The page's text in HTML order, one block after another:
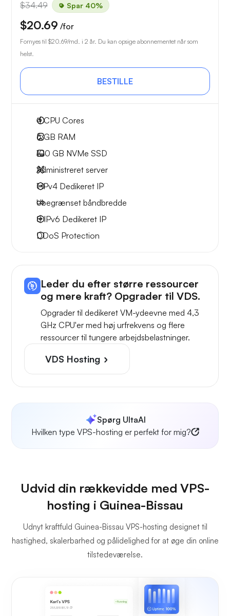
$34.49 Spar 40%
$20.69 /for
Fornyes til $20.69/md. i 2 år. Du kan opsige abonnementet når som
helst.
BESTILLE
4CPU Cores
6 GB RAM
100 GB NVMe SSD
Administreret server
1 IPv4 Dedikeret IP
Ubegrænset båndbredde
8 IPv6 Dedikeret IP
DDoS Protection
Leder du efter større ressourcer
og mere kraft? Opgrader til VDS.
Opgrader til dedikeret VM-ydeevne med 4,3
GHz CPU'er med høj urfrekvens og flere
ressourcer til tungere arbejdsbelastninger.
VDS Hosting
Spørg UltaAI
Hvilken type VPS-hosting er perfekt for mig?
Udvid din rækkevidde med VPS-
hosting i Guinea-Bissau
Udnyt kraftfuld Guinea-Bissau VPS-hosting designet til
hastighed, skalerbarhed og pålidelighed for at øge din online
tilstedeværelse.